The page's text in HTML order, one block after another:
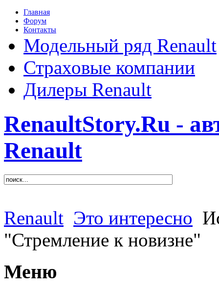
Главная
Форум
Контакты
Модельный ряд Renault
Страховые компании
Дилеры Renault
RenaultStory.Ru -
Renault
Renault Это интересно
"Стремление к новизне"
Меню